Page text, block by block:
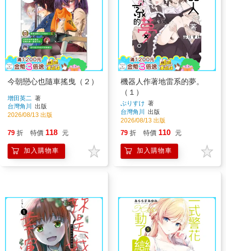
今朝戀心也隨車搖曳（２）
增田英二 著
台灣角川
出版
2026/08/13 出版
79 折 特價 118 元
加入購物車
機器人作著地雷系的夢。
（１）
ぶりすけ 著
台灣角川
出版
2026/08/13 出版
79 折 特價 110 元
加入購物車